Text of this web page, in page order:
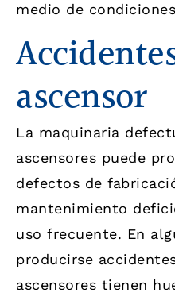
medio de
ascensor
La maquinaria
ascensores puede
defectos de
mantenimiento
uso frecuente. En
producirse
ascensores tienen